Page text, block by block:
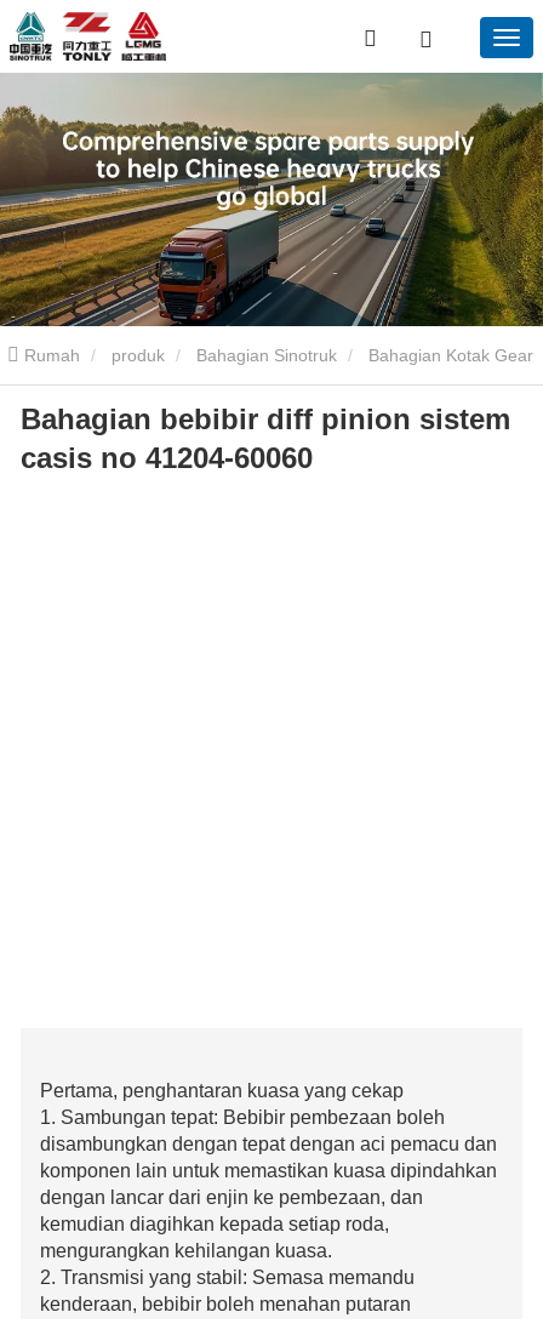
Rumah produk Bahagian Sinotruk Bahagian Kotak Gear
Sinotruk Bahagian bebibir diff pinion sistem casis no 41204-
60060
Bahagian bebibir diff pinion sistem
casis no 41204-60060
Pertama, penghantaran kuasa yang cekap
1. Sambungan tepat: Bebibir pembezaan boleh
disambungkan dengan tepat dengan aci pemacu dan
komponen lain untuk memastikan kuasa dipindahkan
dengan lancar dari enjin ke pembezaan, dan
kemudian diagihkan kepada setiap roda,
mengurangkan kehilangan kuasa.
2. Transmisi yang stabil: Semasa memandu
kenderaan, bebibir boleh menahan putaran